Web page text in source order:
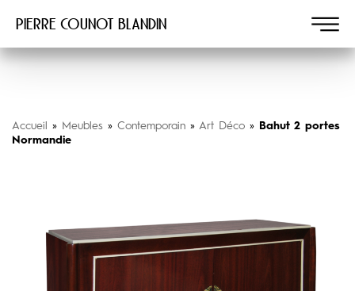
Pierre COUNOT BLANDIN
Accueil » Meubles » Contemporain » Art Déco »
Bahut 2 portes
Normandie